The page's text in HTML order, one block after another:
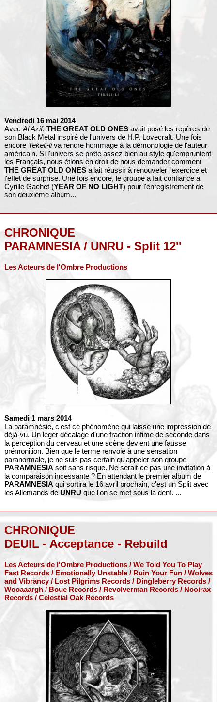
Vendredi 16 mai 2014
Avec Al Azif, THE GREAT OLD ONESavait posé les repères de
son Black Metal inspiré de l'univers de H.P. Lovecraft. Une fois
encore Tekeli-liva rendre hommage à la démonologie de l'auteur
américain. Si l'univers se prête assez bien au style qu'empruntent
les Français, nous étions en droit de nous demander comment
THE GREAT OLD ONESallait réussir à renouveler l'exercice et
l'effet de surprise. Une fois encore, le groupe a fait confiance à
Cyrille Gachet (YEAR OF NO LIGHT) pour l'enregistrement de
son deuxième album...
CHRONIQUE
PARAMNESIA / UNRU - Split 12''
Les Acteurs de l'Ombre Productions
Samedi 1 mars 2014
La paramnésie, c'est ce phénomène qui laisse une impression de
déjà-vu. Un léger décalage d'une fraction infime de seconde dans
la perception du cerveau et une scène devient une fausse
prémonition. Bien que le terme renvoie à une sensation
paranormale, je ne suis pas certain qu'appeler son groupe
PARAMNESIA soit sans risque. Ne serait-ce pas une invitation à
la comparaison incessante ? En attendant le premier album de
PARAMNESIA qui sortira le 16 avril prochain, c'est un Split avec
les Allemands de UNRU que l'on se met sous la dent. ...
CHRONIQUE
DEUIL - Acceptance - Rebuild
Les Acteurs de l'Ombre Productions / We Told You To Play
Fast Records / Emotionally Unstable / Ruin Your Fun / Wolves
and Vibrancy / Lost Pilgrims Records / Dingleberry Records /
Wooaaargh / Boue Records / Revolverman Records / Nooirax
Records / Celestial Oak Records